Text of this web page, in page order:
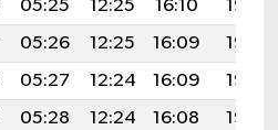
05:25 12:25 16:10
19:14
05:26 12:25 16:09
19:13
05:27 12:24 16:09
19:12
05:28 12:24 16:08
19:10